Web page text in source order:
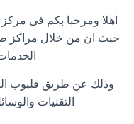
اهلا ومرحبا بكم فى
حيث ان من خلال مراكز
وذلك عن طريق قليوب
التقنيات